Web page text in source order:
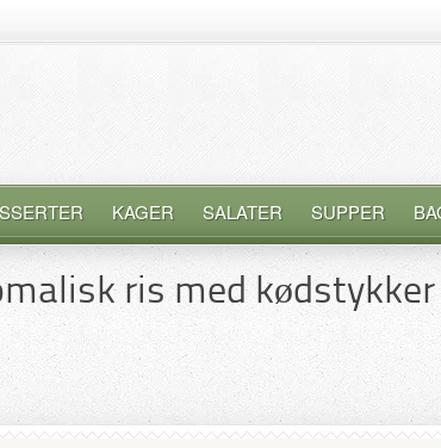
KAGER SALATER SUPPER
ris med kødstykker